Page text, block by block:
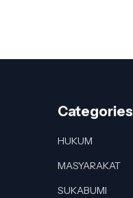
Categories
HUKUM
MASYARAKAT
SUKABUMI